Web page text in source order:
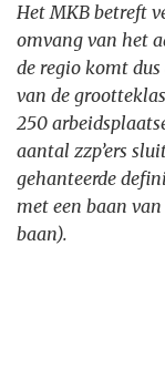
Het MKB betreft
omvang van het
de regio komt
van de
250
aantal zzp’ers
gehanteerde
met een baan
baan).